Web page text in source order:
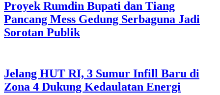
Proyek Rumdin Bupati dan Tiang
Pancang Mess Gedung Serbaguna Jadi
Sorotan Publik
Jelang HUT RI, 3 Sumur Infill Baru di
Zona 4 Dukung Kedaulatan Energi